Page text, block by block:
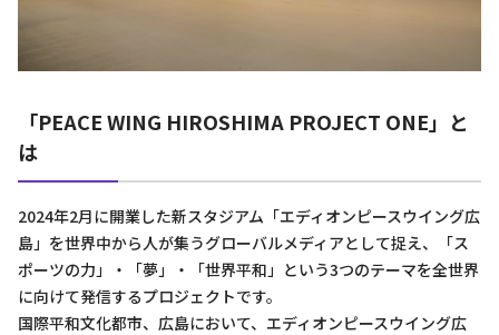
「PEACE WING HIROSHIMA PROJECT ONE」と
は
2024年2月に開業した新スタジアム「エディオンピースウイング広
島」を世界中から人が集うグローバルメディアとして捉え、「ス
ポーツの力」・「夢」・「世界平和」という3つのテーマを全世界
に向けて発信するプロジェクトです。
国際平和文化都市、広島において、エディオンピースウイング広